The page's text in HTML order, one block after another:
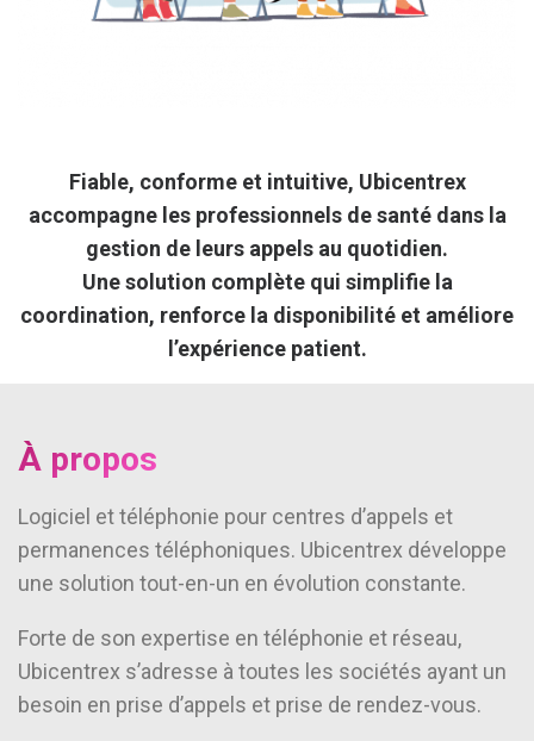
Fiable, conforme et intuitive, Ubicentrex
accompagne les professionnels de santé dans la
gestion de leurs appels au quotidien.
Une solution complète qui simplifie la
coordination, renforce la disponibilité et améliore
l’expérience patient.
À propos
Logiciel et téléphonie pour centres d’appels et
permanences téléphoniques. Ubicentrex développe
une solution tout-en-un en évolution constante.
Forte de son expertise en téléphonie et réseau,
Ubicentrex s’adresse à toutes les sociétés ayant un
besoin en prise d’appels et prise de rendez-vous.